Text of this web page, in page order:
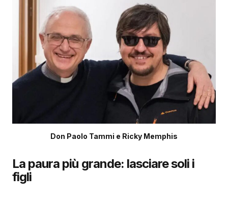
Don Paolo Tammi e Ricky Memphis
La paura più grande: lasciare soli i
figli